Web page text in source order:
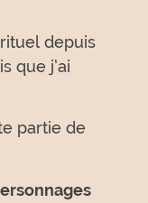
depuis
que j’ai
partie de